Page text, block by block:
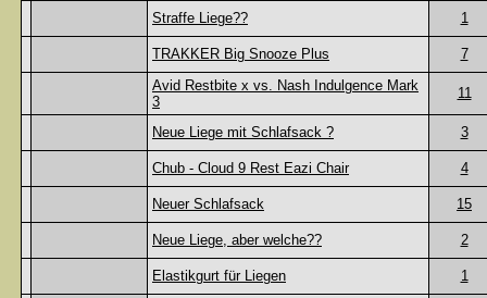
Straffe Liege?? 1
TRAKKER Big Snooze Plus
7
Avid Restbite x vs. Nash Indulgence Mark
3
11
Neue Liege mit Schlafsack ? 3
Chub - Cloud 9 Rest Eazi Chair 4
Neuer Schlafsack 15
Neue Liege, aber welche?? 2
Elastikgurt für Liegen 1